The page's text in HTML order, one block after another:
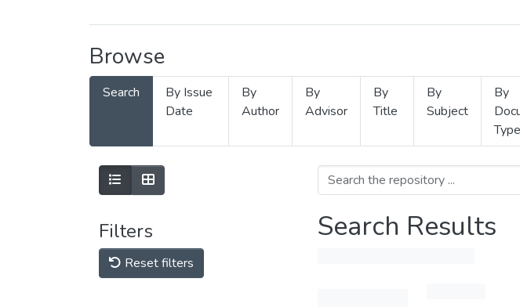
Browse
Search
By Issue
Date
By
Author
By
Advisor
By
Title
By
Subject
By
Type
Filters
Reset filters
Search Results